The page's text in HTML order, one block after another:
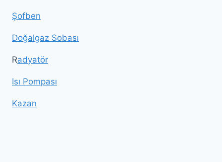
Şofben
Doğalgaz Sobası
Radyatör
Isı Pompası
Kazan